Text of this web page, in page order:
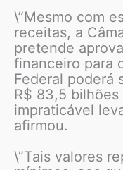
\”Mesmo com
receitas, a
pretende
financeiro para
Federal poderá
R$ 83,5
impraticável
afirmou.
\”Tais valores